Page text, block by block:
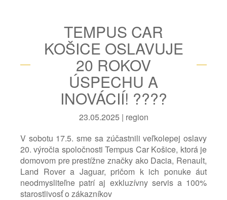
TEMPUS CAR
KOŠICE OSLAVUJE
20 ROKOV
ÚSPECHU A
INOVÁCIÍ! ????
23.05.2025 | region
V sobotu 17.5. sme sa zúčastnili veľkolepej oslavy
20. výročia spoločnosti Tempus Car Košice, ktorá je
domovom pre prestížne značky ako Dacia, Renault,
Land Rover a Jaguar, pričom k ich ponuke áut
neodmysliteľne patrí aj exkluzívny servis a 100%
starostlivosť o zákazníkov